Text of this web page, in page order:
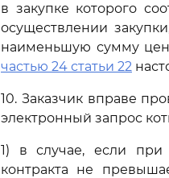
в закупке которого
осуществлении
наименьшую сумму цен
частью 24 статьи 22
10. Заказчик вправе
электронный запрос
1) в случае, если при
контракта не